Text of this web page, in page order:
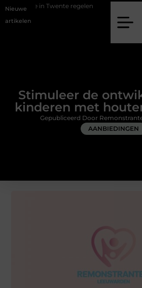
Nieuwe
artikelen
regelen Wat zero-click search
Stimuleer de
kinderen met
AANBIEDINGEN
Gepubliceerd Door